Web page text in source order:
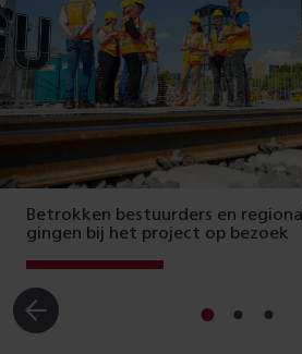
Betrokken bestuurders en
gingen bij het project op bezoek
Ga
Ga
Ga